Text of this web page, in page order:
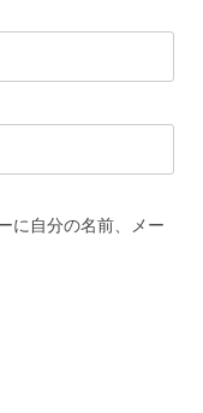
に自分の名前、メー